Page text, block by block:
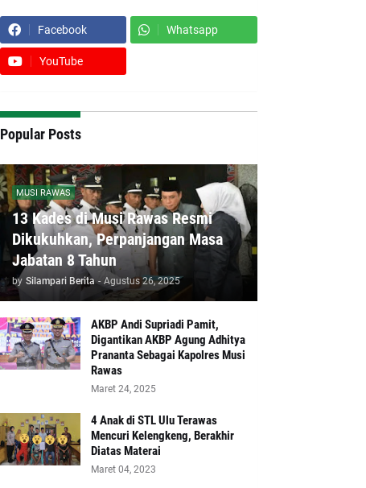
Facebook Whatsapp
YouTube
Popular Posts
MUSI RAWAS
13 Kades di Musi Rawas Resmi
Dikukuhkan, Perpanjangan Masa
Jabatan 8 Tahun
by Silampari Berita - Agustus 26, 2025
AKBP Andi Supriadi Pamit,
Digantikan AKBP Agung Adhitya
Prananta Sebagai Kapolres Musi
Rawas
Maret 24, 2025
4 Anak di STL Ulu Terawas
Mencuri Kelengkeng, Berakhir
Diatas Materai
Maret 04, 2023